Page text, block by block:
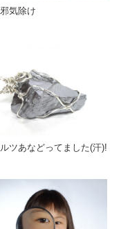
気除け
ツあなどってました(汗)!